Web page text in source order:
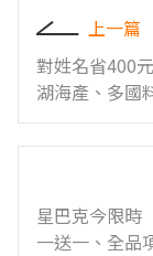
上一篇
對姓名省400
湖海產、多國
星巴克今限時
一送一、全品